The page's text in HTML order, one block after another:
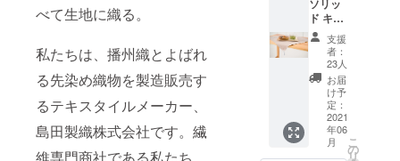
べて生地に織る。
私たちは、播州織とよばれ
る先染め織物を製造販売す
るテキスタイルメーカー、
島田製織株式会社です。繊
維専門商社である私たち
ポケッ
トに収
まりの
いい小
ぶりサ
イズ
で、生
地を味
わって
いただ
くべく
ソリッ
ド キッ
チンク
ロス
(ベー
ジュ)
ASSKC
001
シャト
ル織機
の特徴
支援
者：
23人
お届
け予
定：
2021
年06
月
こ
の
リ